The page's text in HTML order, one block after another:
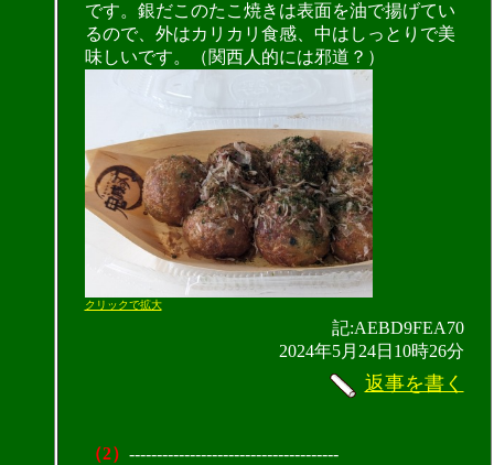
です。銀だこのたこ焼きは表面を油で揚げてい
るので、外はカリカリ食感、中はしっとりで美
味しいです。（関西人的には邪道？）
クリックで拡大
記:AEBD9FEA70
2024年5月24日10時26分
返事を書く
（2） --------------------------------------